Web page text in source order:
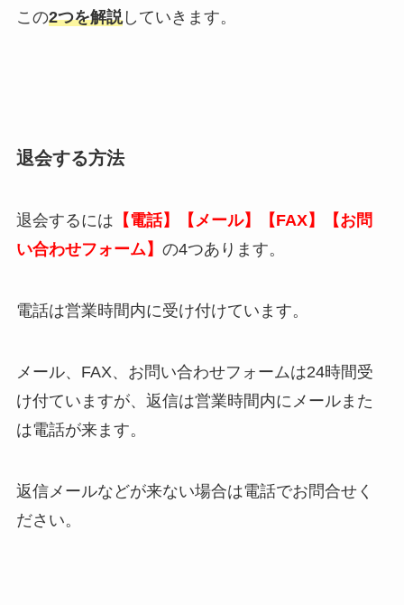
この2つを解説していきます。
退会する方法
退会するには 【電話】【メール】【FAX】【お問
い合わせフォーム】 の4つあります。
電話は営業時間内に受け付けています。
メール、FAX、お問い合わせフォームは24時間受
け付ていますが、返信は営業時間内にメールまた
は電話が来ます。
返信メールなどが来ない場合は電話でお問合せく
ださい。